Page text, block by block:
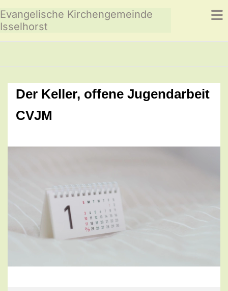
Evangelische Kirchengemeinde
Isselhorst
Der Keller, offene Jugendarbeit
CVJM